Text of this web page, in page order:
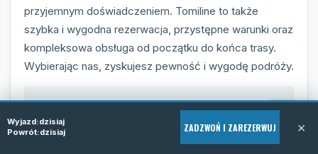
przyjemnym doświadczeniem. Tomiline to także
szybka i wygodna rezerwacja, przystępne warunki oraz
kompleksowa obsługa od początku do końca trasy.
Wybierając nas, zyskujesz pewność i wygodę podróży.
Nowoczesne i komfortowe busy
Doświadczeni i profesjonalni kierowcy
Indywidualne podejście do klienta
Wyjazd:dzisiaj
Powrót:dzisiaj ZADZWOŃ I ZAREZERWUJ ×